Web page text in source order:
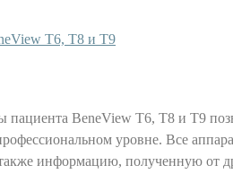
T6, T8 и T9
BeneView T6, T8 и T9
уровне. Все
информацию, полученную от